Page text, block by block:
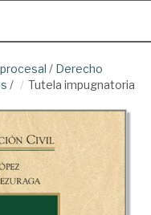
/ Derecho
/ Tutela impugnatoria